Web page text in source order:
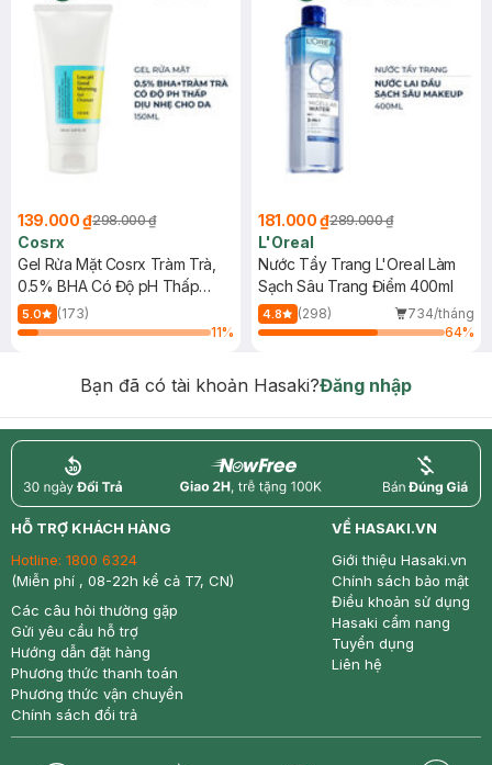
139.000 ₫298.000 ₫
Cosrx
Gel Rửa Mặt Cosrx Tràm Trà,
0.5% BHA Có Độ pH Thấp
150ml
5.0
(173)
11%
181.000 ₫289.000 ₫
L'Oreal
Nước Tẩy Trang L'Oreal Làm
Sạch Sâu Trang Điểm 400ml
4.8 (298)
734/tháng
64%
Bạn đã có tài khoản Hasaki?Đăng nhập
return nowfree price
HỖ TRỢ KHÁCH HÀNG
Hotline: 1800 6324
(Miễn phí , 08-22h kể cả T7, CN)
Các câu hỏi thường gặp
Gửi yêu cầu hỗ trợ
Hướng dẫn đặt hàng
Phương thức thanh toán
Phương thức vận chuyển
Chính sách đổi trả
VỀ HASAKI.VN
Giới thiệu Hasaki.vn
Chính sách bảo mật
Điều khoản sử dụng
Hasaki cẩm nang
Tuyển dụng
Liên hệ